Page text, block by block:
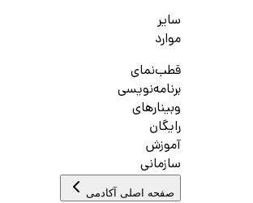
سایر
موارد
قطب‌نمای
برنامه‌نویسی
وبینارهای
رایگان
آموزش
سازمانی
صفحه اصلی آکادمی